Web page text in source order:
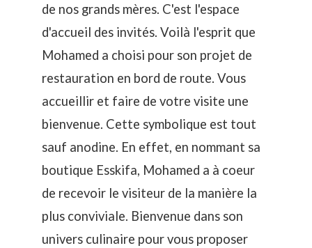
de nos grands mères. C'est l'espace
d'accueil des invités. Voilà l'esprit que
Mohamed a choisi pour son projet de
restauration en bord de route. Vous
accueillir et faire de votre visite une
bienvenue. Cette symbolique est tout
sauf anodine. En effet, en nommant sa
boutique Esskifa, Mohamed a à coeur
de recevoir le visiteur de la manière la
plus conviviale. Bienvenue dans son
univers culinaire pour vous proposer